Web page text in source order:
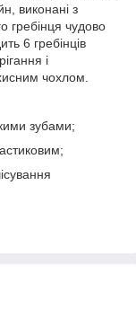
виконані з
гребінця чудово
6 гребінців
і
чохлом.
зубами;